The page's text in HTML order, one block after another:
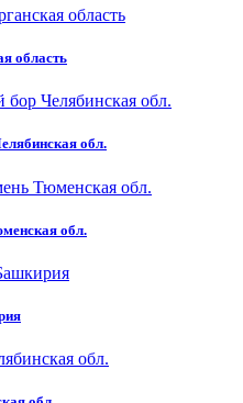
область
обл.
обл.